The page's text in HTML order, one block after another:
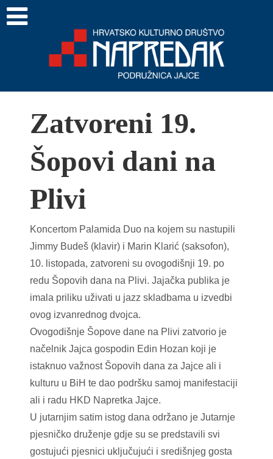
Zatvoreni 19.
Šopovi dani na
Plivi
Koncertom Palamida Duo na kojem su nastupili
Jimmy Budeš (klavir) i Marin Klarić (saksofon),
10. listopada, zatvoreni su ovogodišnji 19. po
redu Šopovih dana na Plivi. Jajačka publika je
imala priliku uživati u jazz skladbama u izvedbi
ovog izvanrednog dvojca.
Ovogodišnje Šopove dane na Plivi zatvorio je
načelnik Jajca gospodin Edin Hozan koji je
istaknuo važnost Šopovih dana za Jajce ali i
kulturu u BiH te dao podršku samoj manifestaciji
ali i radu HKD Napretka Jajce.
U jutarnjim satim istog dana održano je Jutarnje
pjesničko druženje gdje su se predstavili svi
gostujući pjesnici uključujući i središnjeg gosta